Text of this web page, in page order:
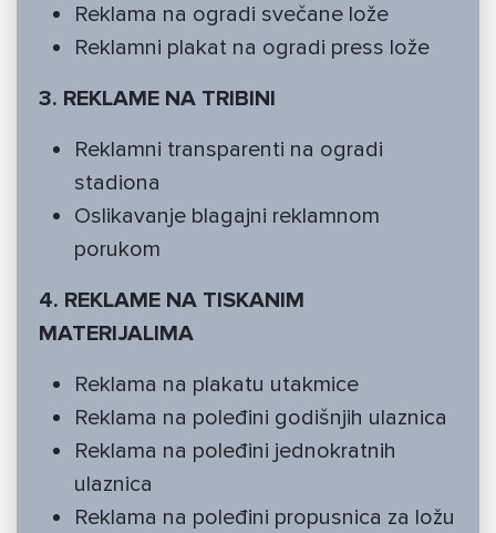
Reklama na ogradi svečane lože
Reklamni plakat na ogradi press lože
3. REKLAME NA TRIBINI
Reklamni transparenti na ogradi
stadiona
Oslikavanje blagajni reklamnom
porukom
4. REKLAME NA TISKANIM
MATERIJALIMA
Reklama na plakatu utakmice
Reklama na poleđini godišnjih ulaznica
Reklama na poleđini jednokratnih
ulaznica
Reklama na poleđini propusnica za ložu